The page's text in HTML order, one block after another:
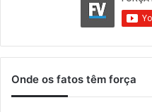
Onde os fatos têm força